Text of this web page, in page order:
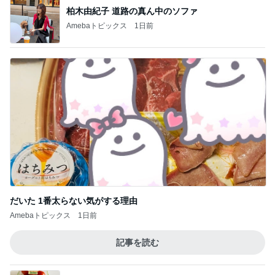
柏木由紀子 道路の真ん中のソファ
Amebaトピックス 1日前
だいた 1番太らない気がする理由
Amebaトピックス 1日前
記事を読む